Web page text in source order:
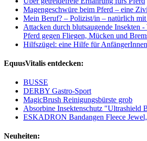
Magengeschwüre beim Pferd – eine
Mein Beruf? – Polizist/in – natürlich
Attacken durch blutsaugende Insekten
Pferd gegen Fliegen, Mücken und
Hilfszügel: eine Hilfe für AnfängerInnen
EquusVitalis entdecken:
BUSSE
DERBY Gastro-Sport
MagicBrush Reinigungsbürste grob
Absorbine Insektenschutz "Ultrashield
ESKADRON Bandangen Fleece
Neuheiten: